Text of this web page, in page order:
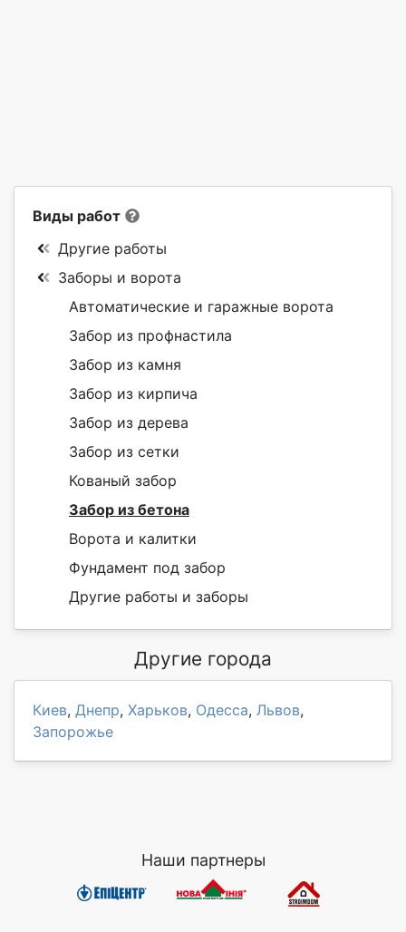
Виды работ
Другие работы
Заборы и ворота
Автоматические и гаражные ворота
Забор из профнастила
Забор из камня
Забор из кирпича
Забор из дерева
Забор из сетки
Кованый забор
Забор из бетона
Ворота и калитки
Фундамент под забор
Другие работы и заборы
Другие города
Киев, Днепр, Харьков, Одесса, Львов,
Запорожье
Наши партнеры